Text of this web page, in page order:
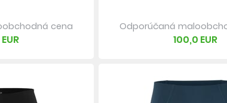
cena Odporúčaná
100,0 EUR